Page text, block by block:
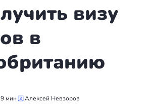
визу
в
9 мин Алексей Невзоров